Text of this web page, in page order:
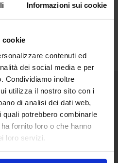
Informazioni sui cookie
cookie
contenuti ed
dei social media e per
Condividiamo inoltre
utilizza il nostro sito con i
di analisi dei dati web,
potrebbero combinarle
fornito loro o che hanno
loro servizi.
srl